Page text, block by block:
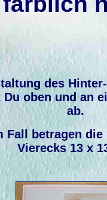
des
oben und an
ab.
Fall betragen die
Vierecks 13 x